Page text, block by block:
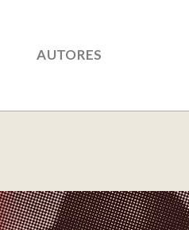
AUTORES